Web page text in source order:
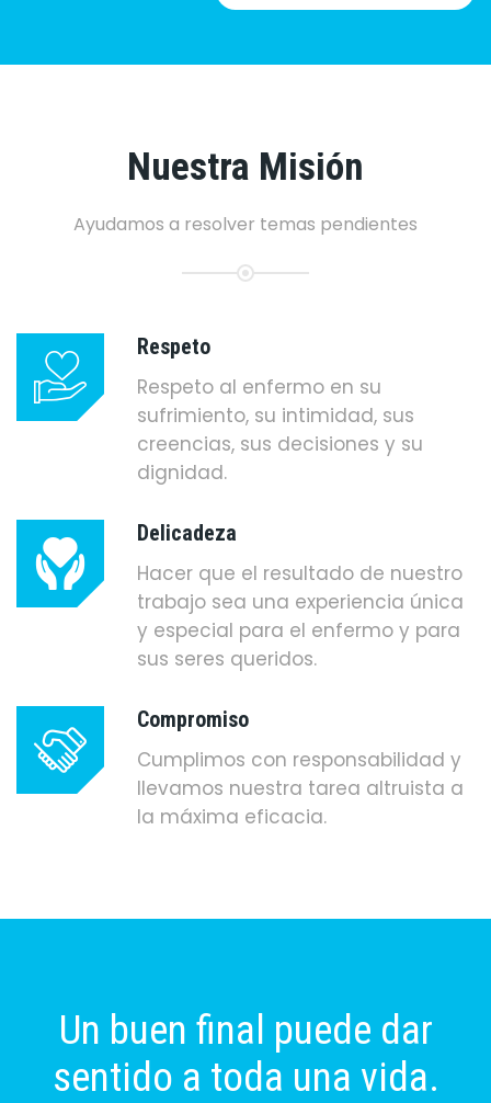
Nuestra Misión
Ayudamos a resolver temas pendientes
Respeto
Respeto al enfermo en su
sufrimiento, su intimidad, sus
creencias, sus decisiones y su
dignidad.
Delicadeza
Hacer que el resultado de nuestro
trabajo sea una experiencia única
y especial para el enfermo y para
sus seres queridos.
Compromiso
Cumplimos con responsabilidad y
llevamos nuestra tarea altruista a
la máxima eficacia.
Un buen final puede dar
sentido a toda una vida.